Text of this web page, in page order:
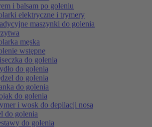
i balsam po goleniu
elektryczne i trymery
maszynki do golenia
męska
wstępne
do golenia
do golenia
do golenia
do golenia
do golenia
i wosk do depilacji nosa
do golenia
do golenia